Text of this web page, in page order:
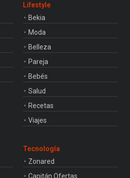
Lifestyle
Bekia
Moda
Belleza
Pareja
Bebés
Salud
Recetas
Viajes
Tecnología
Zonared
Capitán Ofertas